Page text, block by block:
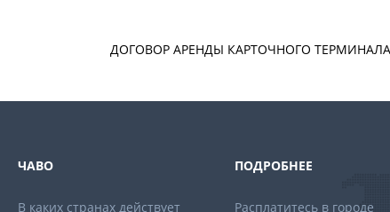
ДОГОВОР АРЕНДЫ КАРТОЧНОГО ТЕРМИНАЛА
ЧАВО
В каких странах действует
ПОДРОБНЕЕ
Расплатитесь в городе